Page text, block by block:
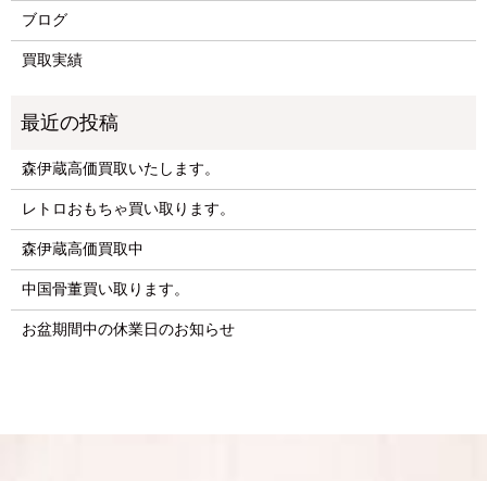
ブログ
買取実績
森伊蔵高価買取いたします。
レトロおもちゃ買い取ります。
森伊蔵高価買取中
中国骨董買い取ります。
お盆期間中の休業日のお知らせ